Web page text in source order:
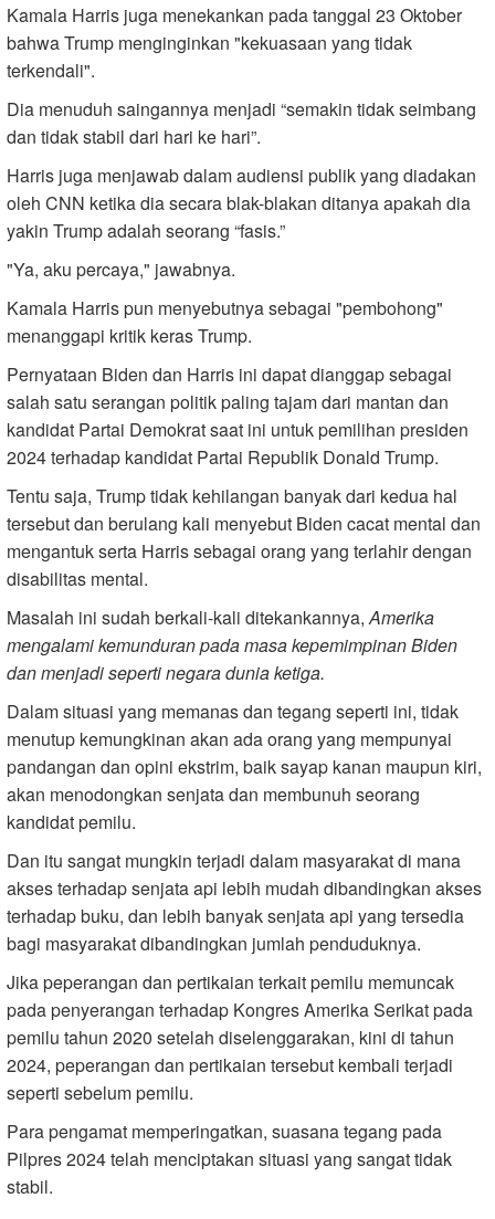
Kamala Harris juga menekankan pada tanggal 23 Oktober
bahwa Trump menginginkan "kekuasaan yang tidak
terkendali".
Dia menuduh saingannya menjadi “semakin tidak seimbang
dan tidak stabil dari hari ke hari”.
Harris juga menjawab dalam audiensi publik yang diadakan
oleh CNN ketika dia secara blak-blakan ditanya apakah dia
yakin Trump adalah seorang “fasis.”
"Ya, aku percaya," jawabnya.
Kamala Harris pun menyebutnya sebagai "pembohong"
menanggapi kritik keras Trump.
Pernyataan Biden dan Harris ini dapat dianggap sebagai
salah satu serangan politik paling tajam dari mantan dan
kandidat Partai Demokrat saat ini untuk pemilihan presiden
2024 terhadap kandidat Partai Republik Donald Trump.
Tentu saja, Trump tidak kehilangan banyak dari kedua hal
tersebut dan berulang kali menyebut Biden cacat mental dan
mengantuk serta Harris sebagai orang yang terlahir dengan
disabilitas mental.
Masalah ini sudah berkali-kali ditekankannya, Amerika
mengalami kemunduran pada masa kepemimpinan Biden
dan menjadi seperti negara dunia ketiga.
Dalam situasi yang memanas dan tegang seperti ini, tidak
menutup kemungkinan akan ada orang yang mempunyai
pandangan dan opini ekstrim, baik sayap kanan maupun kiri,
akan menodongkan senjata dan membunuh seorang
kandidat pemilu.
Dan itu sangat mungkin terjadi dalam masyarakat di mana
akses terhadap senjata api lebih mudah dibandingkan akses
terhadap buku, dan lebih banyak senjata api yang tersedia
bagi masyarakat dibandingkan jumlah penduduknya.
Jika peperangan dan pertikaian terkait pemilu memuncak
pada penyerangan terhadap Kongres Amerika Serikat pada
pemilu tahun 2020 setelah diselenggarakan, kini di tahun
2024, peperangan dan pertikaian tersebut kembali terjadi
seperti sebelum pemilu.
Para pengamat memperingatkan, suasana tegang pada
Pilpres 2024 telah menciptakan situasi yang sangat tidak
stabil.